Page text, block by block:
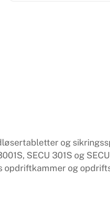
og
SECU 301S og
opdriftkammer og